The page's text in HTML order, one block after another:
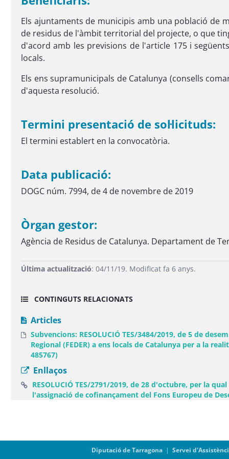
Els ajuntaments de municipis amb una població de
de residus de l'àmbit territorial del projecte, o que
d'acord amb les previsions de l'article 175 i
locals.
Els ens supramunicipals de Catalunya (consells
d'aquesta resolució.
Termini presentació de sol·licituds:
El termini establert en la convocatòria.
Data publicació:
DOGC núm. 7994, de 4 de novembre de 2019
Òrgan gestor:
Agència de Residus de Catalunya. Departament de
Última actualització: 04/11/19. Modificat fa 6 anys.
CONTINGUTS RELACIONATS
Articles
Subvencions: RESOLUCIÓ TES/3484/2019, de 5 de
Regional (FEDER) a ens locals de Catalunya per a la
485767)
Enllaços
RESOLUCIÓ TES/2791/2019, de 28 d'octubre, per la
l'assignació de cofinançament del Fons Europeu de
Diputació de Tarragona |Servei